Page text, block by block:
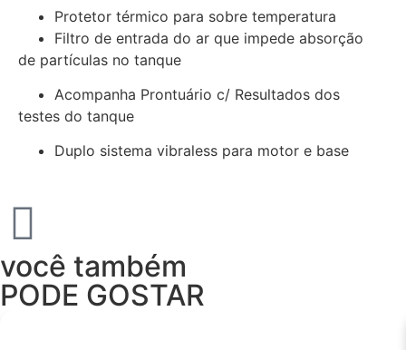
Protetor térmico para sobre temperatura
Filtro de entrada do ar que impede absorção
de partículas no tanque
Acompanha Prontuário c/ Resultados dos
testes do tanque
Duplo sistema vibraless para motor e base
você também
PODE GOSTAR